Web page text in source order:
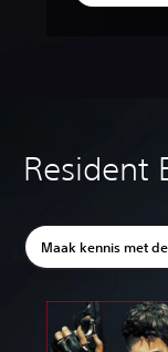
Resident
Maak kennis met